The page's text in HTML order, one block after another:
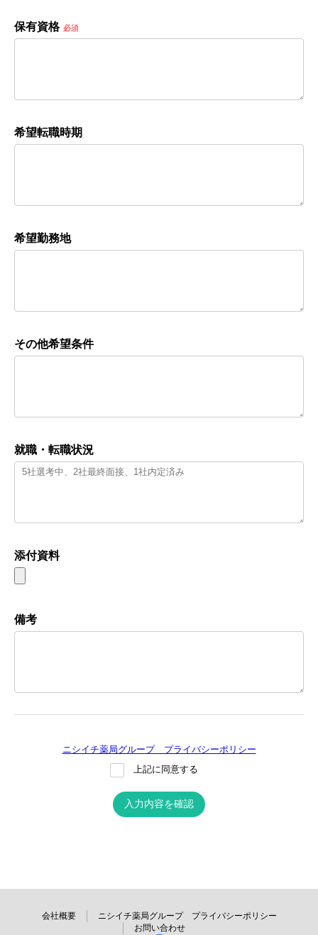
保有資格 必須
希望転職時期
希望勤務地
その他希望条件
就職・転職状況
添付資料
備考
ニシイチ薬局グループ プライバシーポリシー
上記に同意する
入力内容を確認
会社概要
ニシイチ薬局グループ プライバシーポリシー
お問い合わせ